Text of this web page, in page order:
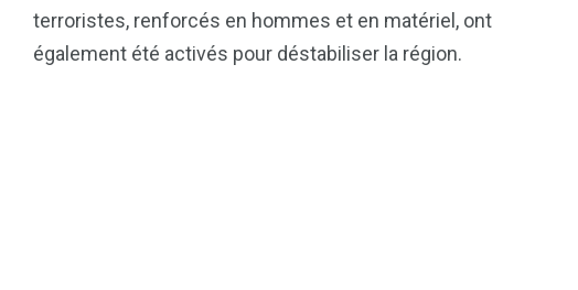
terroristes, renforcés en hommes et en matériel, ont
également été activés pour déstabiliser la région.